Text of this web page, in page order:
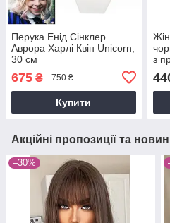
Перука Енід Сінклер
Аврора Харлі Квін Unicorn,
30 см
675 ₴ 750 ₴
Купити
з
Акційні пропозиції та
–30%